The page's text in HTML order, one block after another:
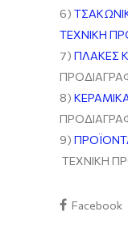
6)
ΤΕΧΝΙΚΗ
7) ΠΛΑΚΕΣ
8)
9)
ΤΕΧΝΙΚΗ
Facebook